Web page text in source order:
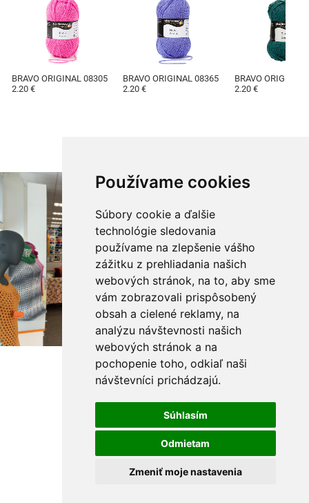
Používame cookies
Súbory cookie a ďalšie
technológie sledovania
používame na zlepšenie vášho
zážitku z prehliadania našich
webových stránok, na to, aby sme
vám zobrazovali prispôsobený
obsah a cielené reklamy, na
analýzu návštevnosti našich
webových stránok a na
pochopenie toho, odkiaľ naši
návštevníci prichádzajú.
Súhlasím
Odmietam
Zmeniť moje nastavenia
BRAVO ORIGINAL 08305
2.20 €
BRAVO ORIGINAL 08365
2.20 €
BRAVO ORIGINAL
2.20 €